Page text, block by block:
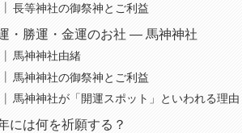
長等神社の御祭神とご利益
・勝運・金運のお社 ― 馬神神社
馬神神社由緒
馬神神社の御祭神とご利益
馬神神社が「開運スポット」といわれる理由
には何を祈願する？